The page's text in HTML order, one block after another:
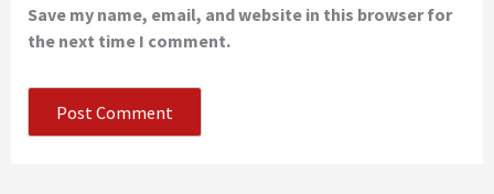
Save my name, email, and website in this browser for
the next time I comment.